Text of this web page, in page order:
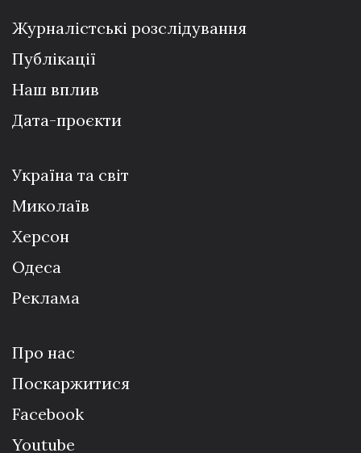
Журналістські розслідування
Публікації
Наш вплив
Дата-проєкти
Україна та світ
Миколаїв
Херсон
Одеса
Реклама
Про нас
Поскаржитися
Facebook
Youtube